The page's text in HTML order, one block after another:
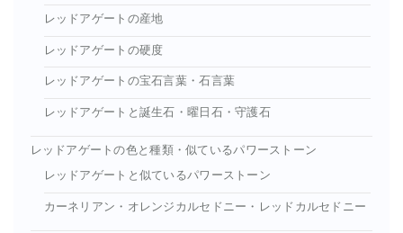
レッドアゲートの産地
レッドアゲートの硬度
レッドアゲートの宝石言葉・石言葉
レッドアゲートと誕生石・曜日石・守護石
レッドアゲートの色と種類・似ているパワーストーン
レッドアゲートと似ているパワーストーン
カーネリアン・オレンジカルセドニー・レッドカルセドニー